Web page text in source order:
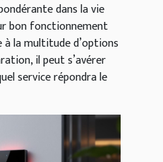
dans la vie
bon fonctionnement
la multitude d’options
il peut s’avérer
service répondra le